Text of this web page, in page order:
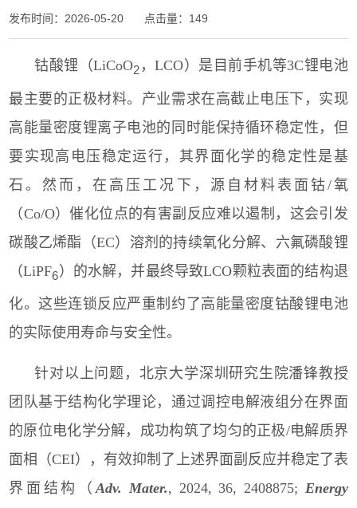
发布时间：2026-05-20 点击量： 149
钴酸锂（LiCoO2 ，LCO）是目前手机等3C锂电池
最主要的正极材料。产业需求在高截止电压下，实现
高能量密度锂离子电池的同时能保持循环稳定性，但
要实现高电压稳定运行，其界面化学的稳定性是基
石。然而，在高压工况下，源自材料表面钴/氧
（Co/O）催化位点的有害副反应难以遏制，这会引发
碳酸乙烯酯（EC）溶剂的持续氧化分解、六氟磷酸锂
（LiPF6）的水解，并最终导致LCO颗粒表面的结构退
化。这些连锁反应严重制约了高能量密度钴酸锂电池
的实际使用寿命与安全性。
针对以上问题，北京大学深圳研究生院潘锋教授
团队基于结构化学理论，通过调控电解液组分在界面
的原位电化学分解，成功构筑了均匀的正极/电解质界
面相（CEI），有效抑制了上述界面副反应并稳定了表
界面结构（Adv. Mater., 2024, 36, 2408875; Energy